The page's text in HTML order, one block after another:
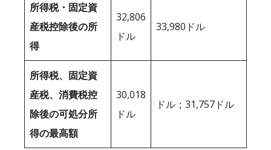
所得税・固定資
産税控除後の所
得
32,806
ドル
33,980ドル
所得税、固定資
産税、消費税控
除後の可処分所
得の最高額
30,018
ドル
ドル；31,757ドル